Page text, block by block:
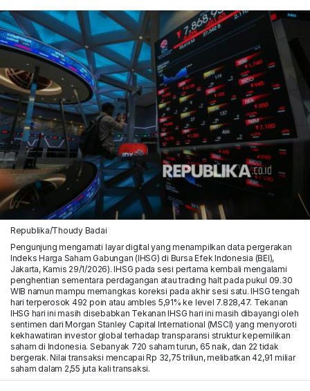
Republika/Thoudy Badai
Pengunjung mengamati layar digital yang menampilkan data pergerakan
Indeks Harga Saham Gabungan (IHSG) di Bursa Efek Indonesia (BEI),
Jakarta, Kamis 29/1/2026). IHSG pada sesi pertama kembali mengalami
penghentian sementara perdagangan atau trading halt pada pukul 09.30
WIB namun mampu memangkas koreksi pada akhir sesi satu. IHSG tengah
hari terperosok 492 poin atau ambles 5,91% ke level 7.828,47. Tekanan
IHSG hari ini masih disebabkan Tekanan IHSG hari ini masih dibayangi oleh
sentimen dari Morgan Stanley Capital International (MSCI) yang menyoroti
kekhawatiran investor global terhadap transparansi struktur kepemilikan
saham di Indonesia. Sebanyak 720 saham turun, 65 naik, dan 22 tidak
bergerak. Nilai transaksi mencapai Rp 32,75 triliun, melibatkan 42,91 miliar
saham dalam 2,55 juta kali transaksi.